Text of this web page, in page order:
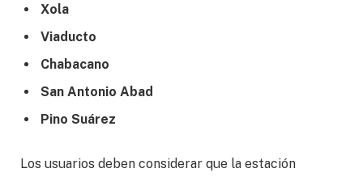
Xola
Viaducto
Chabacano
San Antonio Abad
Pino Suárez
Los usuarios deben considerar que la estación